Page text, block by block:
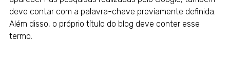
deve contar com a palavra-chave previamente definida.
Além disso, o próprio título do blog deve conter esse
termo.